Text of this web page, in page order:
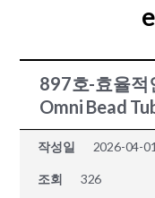
897호-효율적
Omni Bead
작성일 2026-04-
조회 326